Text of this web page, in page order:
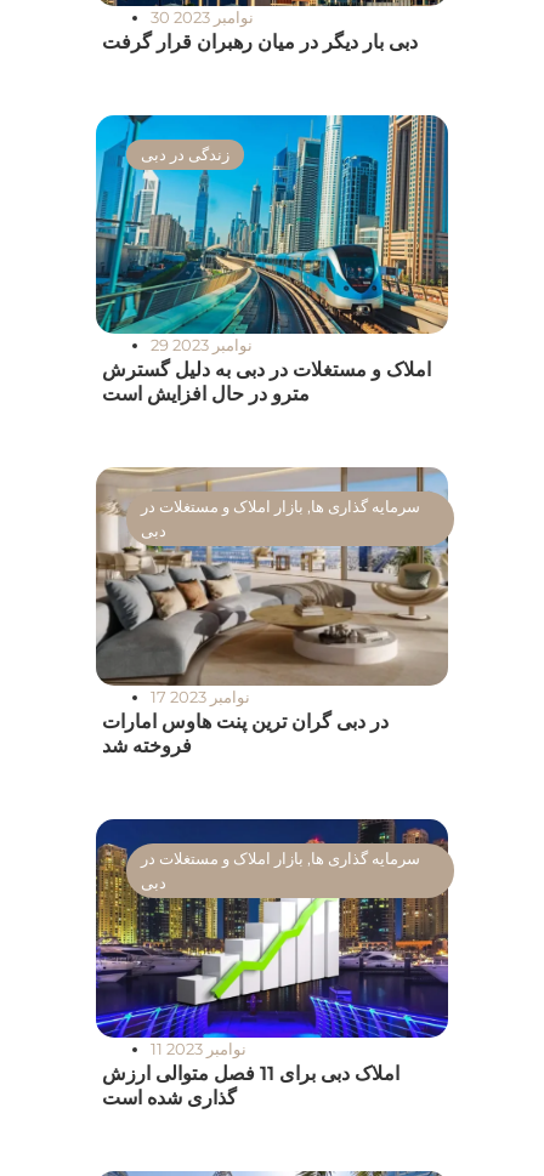
30 نوامبر 2023
دبی بار دیگر در میان رهبران قرار گرفت
زندگی در دبی
29 نوامبر 2023
املاک و مستغلات در دبی به دلیل گسترش
مترو در حال افزایش است
سرمایه گذاری ها, بازار املاک و مستغلات در
دبی
17 نوامبر 2023
در دبی گران ترین پنت هاوس امارات
فروخته شد
سرمایه گذاری ها, بازار املاک و مستغلات در
دبی
11 نوامبر 2023
املاک دبی برای 11 فصل متوالی ارزش
گذاری شده است